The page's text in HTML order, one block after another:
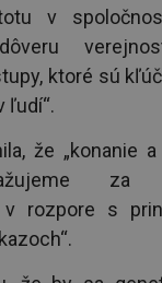
v
ktoré sú
ľudí“.
že „konanie
za
v rozpore s